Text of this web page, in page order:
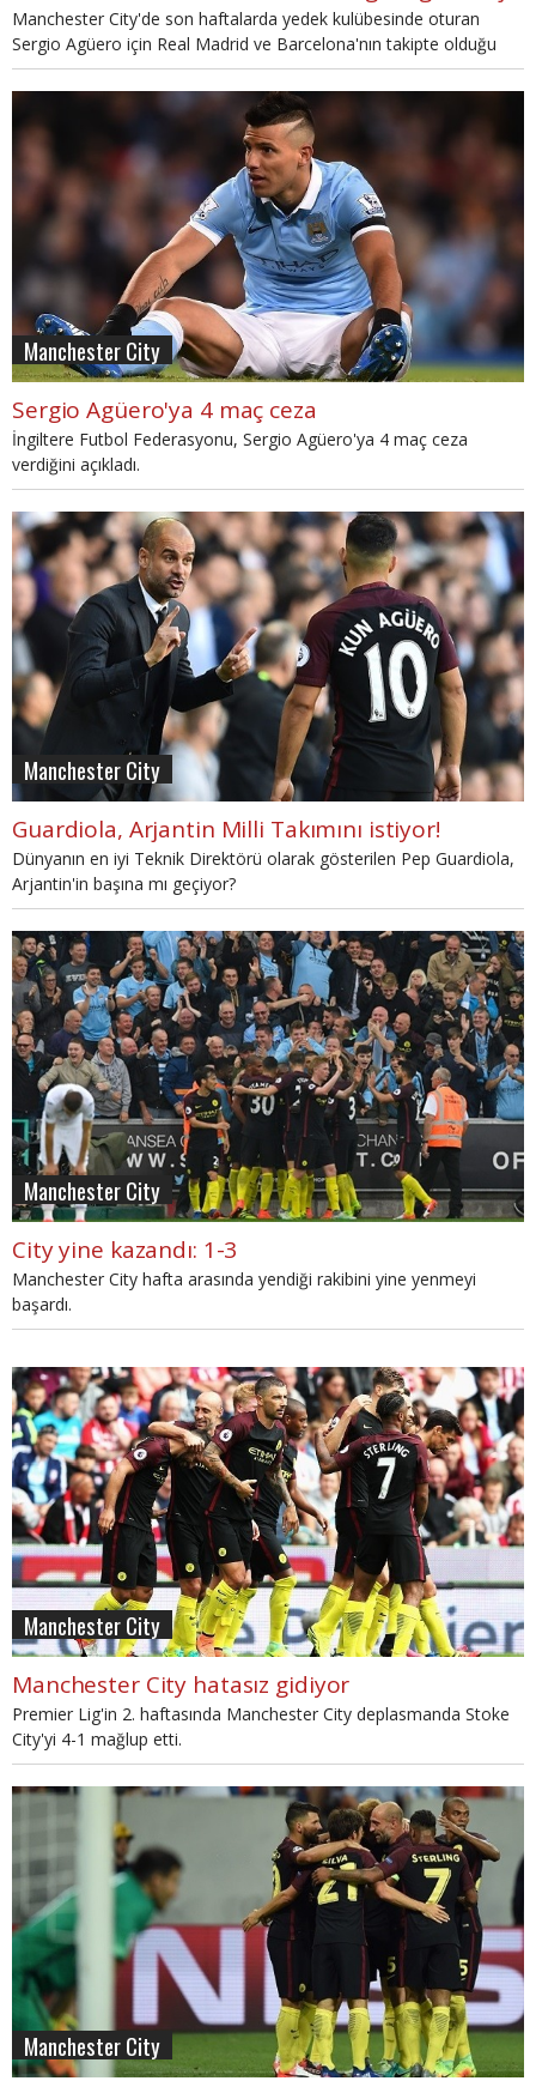
Manchester City'de son haftalarda yedek kulübesinde oturan
Sergio Agüero için Real Madrid ve Barcelona'nın takipte olduğu
ileri sürüldü.
Manchester City
Sergio Agüero'ya 4 maç ceza
İngiltere Futbol Federasyonu, Sergio Agüero'ya 4 maç ceza
verdiğini açıkladı.
Manchester City
Guardiola, Arjantin Milli Takımını istiyor!
Dünyanın en iyi Teknik Direktörü olarak gösterilen Pep Guardiola,
Arjantin'in başına mı geçiyor?
Manchester City
City yine kazandı: 1-3
Manchester City hafta arasında yendiği rakibini yine yenmeyi
başardı.
Manchester City
Manchester City hatasız gidiyor
Premier Lig'in 2. haftasında Manchester City deplasmanda Stoke
City'yi 4-1 mağlup etti.
Manchester City